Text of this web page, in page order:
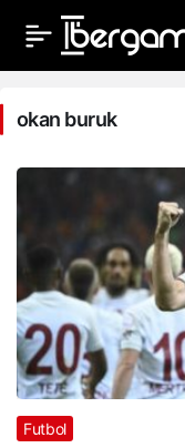
okan
buruk
okan buruk
Futbol